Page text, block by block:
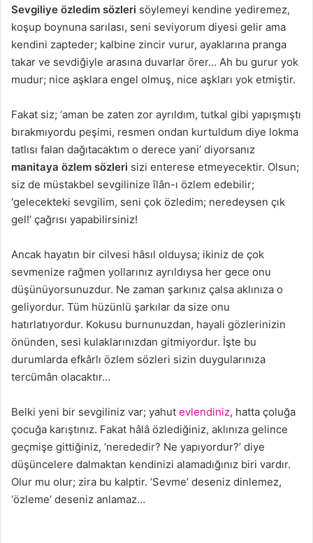
Sevgiliye özledim sözleri söylemeyi kendine yediremez,
koşup boynuna sarılası, seni seviyorum diyesi gelir ama
kendini zapteder; kalbine zincir vurur, ayaklarına pranga
takar ve sevdiğiyle arasına duvarlar örer… Ah bu gurur yok
mudur; nice aşklara engel olmuş, nice aşkları yok etmiştir.
Fakat siz; ‘aman be zaten zor ayrıldım, tutkal gibi yapışmıştı
bırakmıyordu peşimi, resmen ondan kurtuldum diye lokma
tatlısı falan dağıtacaktım o derece yani’ diyorsanız
manitaya özlem sözleri sizi enterese etmeyecektir. Olsun;
siz de müstakbel sevgilinize îlân-ı özlem edebilir;
‘gelecekteki sevgilim, seni çok özledim; neredeysen çık
gel!’ çağrısı yapabilirsiniz!
Ancak hayatın bir cilvesi hâsıl olduysa; ikiniz de çok
sevmenize rağmen yollarınız ayrıldıysa her gece onu
düşünüyorsunuzdur. Ne zaman şarkınız çalsa aklınıza o
geliyordur. Tüm hüzünlü şarkılar da size onu
hatırlatıyordur. Kokusu burnunuzdan, hayali gözlerinizin
önünden, sesi kulaklarınızdan gitmiyordur. İşte bu
durumlarda efkârlı özlem sözleri sizin duygularınıza
tercümân olacaktır…
Belki yeni bir sevgiliniz var; yahut evlendiniz, hatta çoluğa
çocuğa karıştınız. Fakat hâlâ özlediğiniz, aklınıza gelince
geçmişe gittiğiniz, ‘nerededir? Ne yapıyordur?’ diye
düşüncelere dalmaktan kendinizi alamadığınız biri vardır.
Olur mu olur; zira bu kalptir. ‘Sevme’ deseniz dinlemez,
‘özleme’ deseniz anlamaz…